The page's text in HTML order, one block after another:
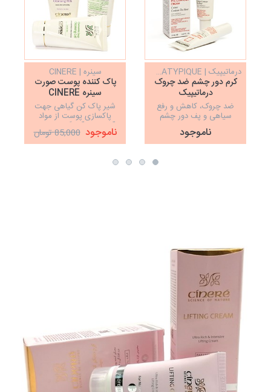
درماتیپیک | DERMATYPIQUE
کرم دور چشم ضد چروک
درماتیپیک
DERMATYPIQUE
ضد چروک، کاهش و رفع
سیاهی و پف دور چشم
ناموجود
سینره | CINERE
پاک کننده پوست صورت
سینره CINERE
شیر پاک کن گیاهی جهت
پاکسازی پوست از مواد
میلی لیترناموجود 85,000 تومان